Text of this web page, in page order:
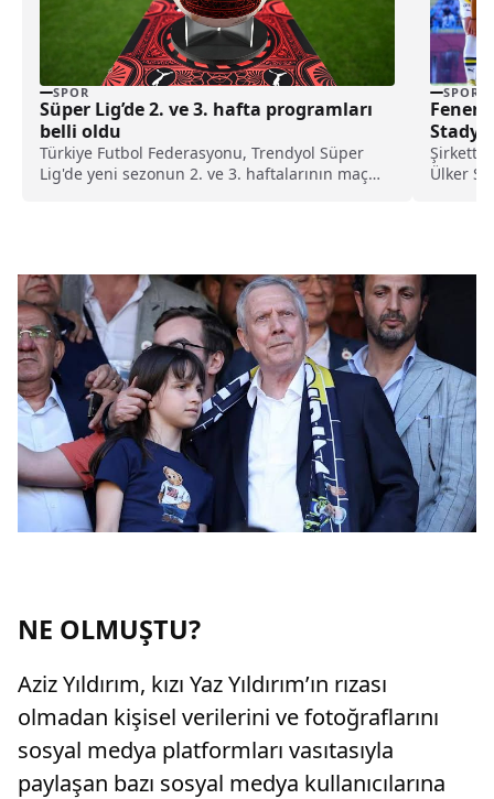
SPOR
Süper Lig’de 2. ve 3. hafta programları
belli oldu
Türkiye Futbol Federasyonu, Trendyol Süper
Lig'de yeni sezonun 2. ve 3. haftalarının maç
SPOR
Ülker
NE OLMUŞTU?
Aziz Yıldırım, kızı Yaz Yıldırım’ın rızası
olmadan kişisel verilerini ve fotoğraflarını
sosyal medya platformları vasıtasıyla
paylaşan bazı sosyal medya kullanıcılarına